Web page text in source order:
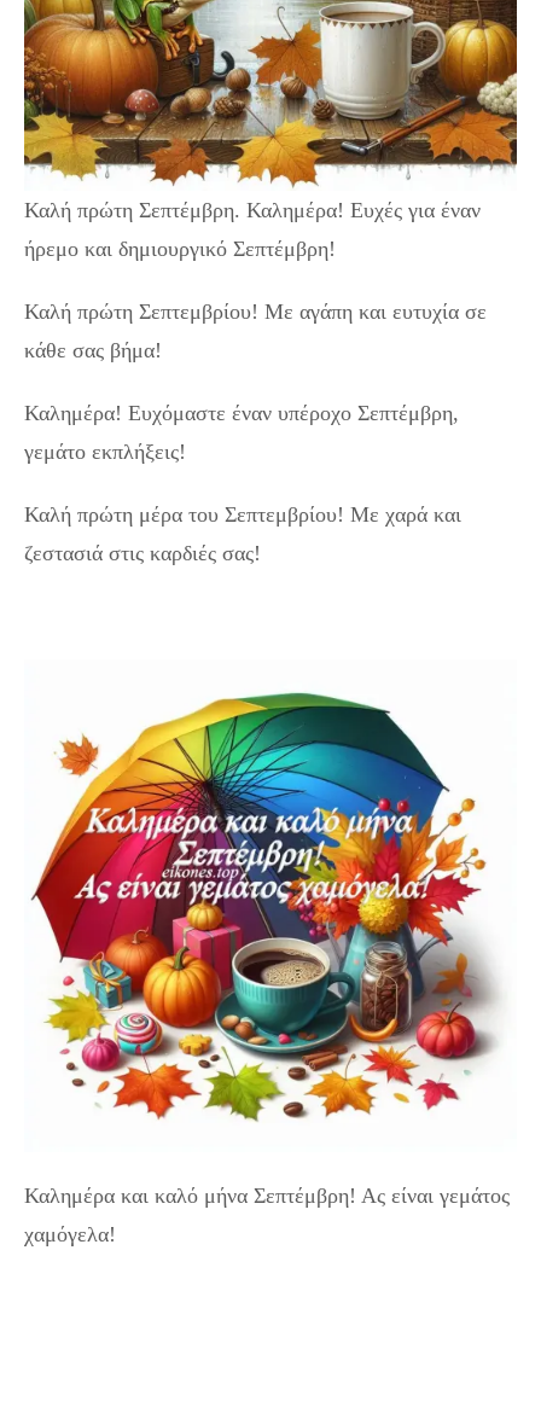
Καλή πρώτη Σεπτέμβρη. Καλημέρα! Ευχές για έναν
ήρεμο και δημιουργικό Σεπτέμβρη!
Καλή πρώτη Σεπτεμβρίου! Με αγάπη και ευτυχία σε
κάθε σας βήμα!
Καλημέρα! Ευχόμαστε έναν υπέροχο Σεπτέμβρη,
γεμάτο εκπλήξεις!
Καλή πρώτη μέρα του Σεπτεμβρίου! Με χαρά και
ζεστασιά στις καρδιές σας!
Καλημέρα και καλό μήνα Σεπτέμβρη! Ας είναι γεμάτος
χαμόγελα!